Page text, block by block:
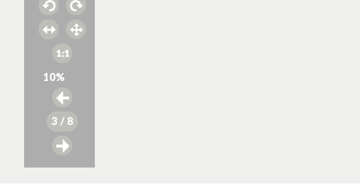
10%
3 / 8